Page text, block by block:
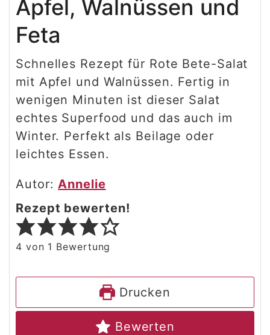
Apfel, Walnüssen und
Feta
Schnelles Rezept für Rote Bete-Salat
mit Apfel und Walnüssen. Fertig in
wenigen Minuten ist dieser Salat
echtes Superfood und das auch im
Winter. Perfekt als Beilage oder
leichtes Essen.
Autor:Annelie
Rezept bewerten!
4 von 1 Bewertung
Drucken
Bewerten